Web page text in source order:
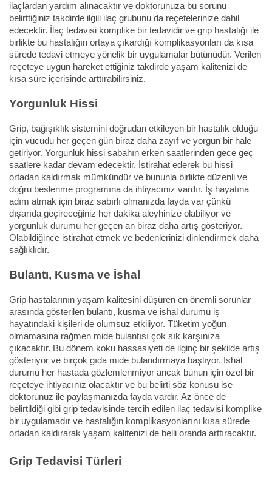
ilaçlardan yardım alınacaktır ve doktorunuza bu sorunu
belirttiğiniz takdirde ilgili ilaç grubunu da reçetelerinize dahil
edecektir. İlaç tedavisi komplike bir tedavidir ve grip hastalığı ile
birlikte bu hastalığın ortaya çıkardığı komplikasyonları da kısa
sürede tedavi etmeye yönelik bir uygulamalar bütünüdür. Verilen
reçeteye uygun hareket ettiğiniz takdirde yaşam kalitenizi de
kısa süre içerisinde arttırabilirsiniz.
Yorgunluk Hissi
Grip, bağışıklık sistemini doğrudan etkileyen bir hastalık olduğu
için vücudu her geçen gün biraz daha zayıf ve yorgun bir hale
getiriyor. Yorgunluk hissi sabahın erken saatlerinden gece geç
saatlere kadar devam edecektir. İstirahat ederek bu hissi
ortadan kaldırmak mümkündür ve bununla birlikte düzenli ve
doğru beslenme programına da ihtiyacınız vardır. İş hayatına
adım atmak için biraz sabırlı olmanızda fayda var çünkü
dışarıda geçireceğiniz her dakika aleyhinize olabiliyor ve
yorgunluk durumu her geçen an biraz daha artış gösteriyor.
Olabildiğince istirahat etmek ve bedenlerinizi dinlendirmek daha
sağlıklıdır.
Bulantı, Kusma ve İshal
Grip hastalarının yaşam kalitesini düşüren en önemli sorunlar
arasında gösterilen bulantı, kusma ve ishal durumu iş
hayatındaki kişileri de olumsuz etkiliyor. Tüketim yoğun
olmamasına rağmen mide bulantısı çok sık karşınıza
çıkacaktır. Bu dönem koku hassasiyeti de ilginç bir şekilde artış
gösteriyor ve birçok gıda mide bulandırmaya başlıyor. İshal
durumu her hastada gözlemlenmiyor ancak bunun için özel bir
reçeteye ihtiyacınız olacaktır ve bu belirti söz konusu ise
doktorunuz ile paylaşmanızda fayda vardır. Az önce de
belirtildiği gibi grip tedavisinde tercih edilen ilaç tedavisi komplike
bir uygulamadır ve hastalığın komplikasyonlarını kısa sürede
ortadan kaldırarak yaşam kalitenizi de belli oranda arttıracaktır.
Grip Tedavisi Türleri